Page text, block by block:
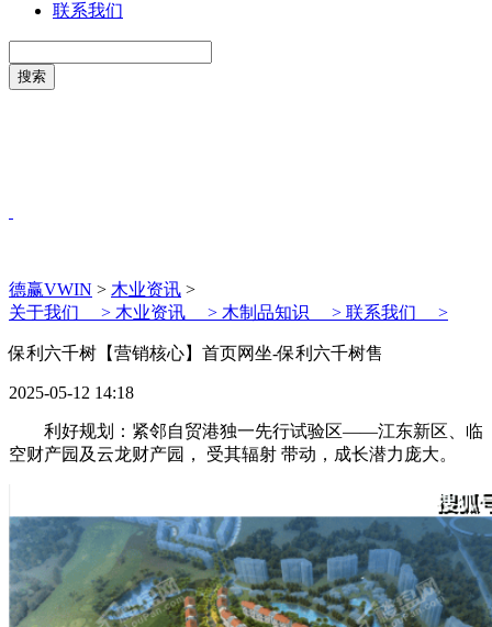
联系我们
德赢VWIN > 木业资讯 >
关于我们 > 木业资讯 > 木制品知识 > 联系我们 >
保利六千树【营销核心】首页网坐-保利六千树售
2025-05-12 14:18
利好规划：紧邻自贸港独一先行试验区——江东新区、临
空财产园及云龙财产园， 受其辐射 带动，成长潜力庞大。